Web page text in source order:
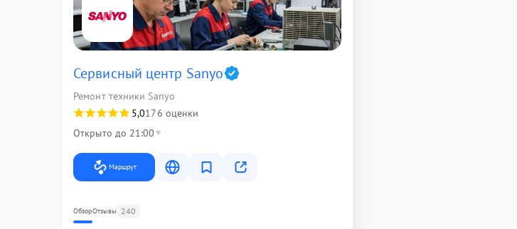
Сервисный центр Sanyo
Ремонт техники Sanyo
5,0176 оценки
Открыто до 21:00
Маршрут
ОбзорОтзывы 240